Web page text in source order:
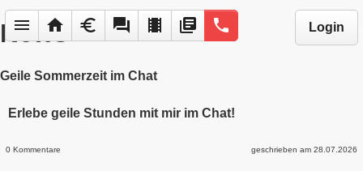
menu home euro forum local_movies library_books phone Login
News
Geile Sommerzeit im Chat
Erlebe geile Stunden mit mir im Chat!
0 Kommentare geschrieben am 28.07.2026